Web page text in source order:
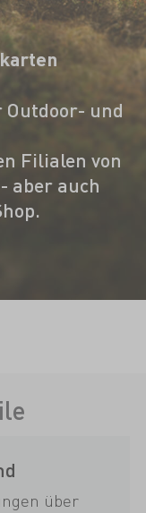
Outdoor- und
Filialen von
aber auch
über